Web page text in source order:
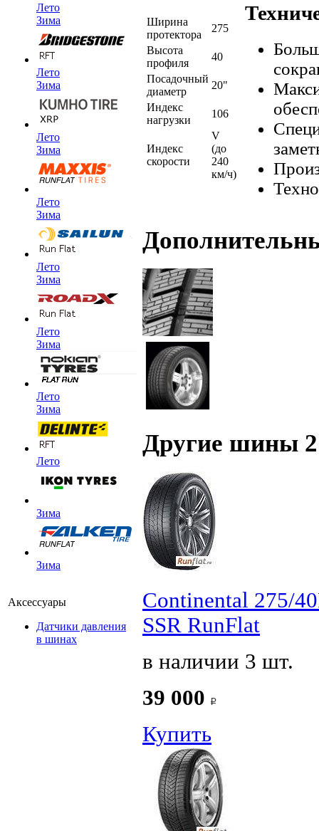
Лето
Зима
Лето
Зима
Лето
Зима
Лето
Зима
Лето
Зима
Лето
Зима
Лето
Зима
Лето
Зима
Зима
Аксессуары
Датчики давления
в шинах
Ширина
протектора
275
Высота
профиля
40
Посадочный
диаметр
20"
Индекс
нагрузки
106
Индекс
скорости
V
(до
240
км/ч)
Другие шины
Continental 275/
SSR RunFlat
в наличии 3 шт.
39 000
Купить